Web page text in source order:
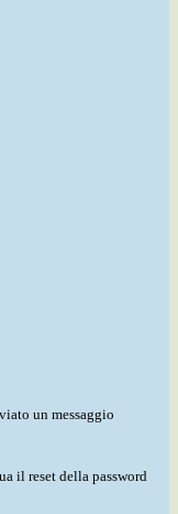
un messaggio
il reset della password